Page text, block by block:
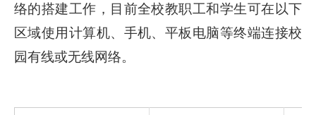
络的搭建工作，目前全校教职工和学生可在以下
区域使用计算机、手机、平板电脑等终端连接校
园有线或无线网络。